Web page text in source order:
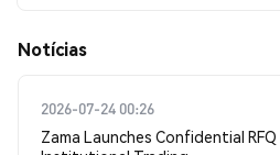
​​Notícias​​
2026-07-24 00:26
Zama Launches Confidential